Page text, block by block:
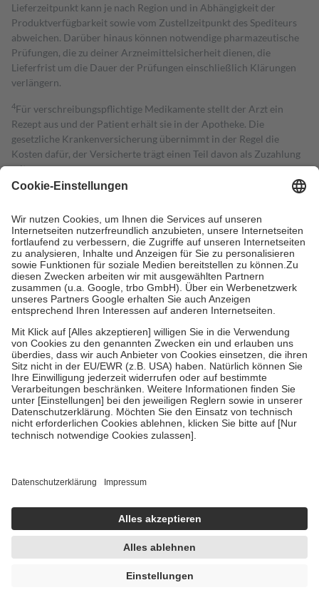
Lieferzeitpunkt kann je nach Region und in Abhängigkeit der
Produktverfügbarkeit sowie vom Zustellzeitpunkt des Spediteurs
abweichen. Darüber hinaus können notwendige pharmazeutische
Prüfungen, die zu deiner Arzneimittelsicherheit dienen, die
Lieferfrist um die Dauer der Prüfungen einschließlich Klärungen
verlängern.
4Für verschreibungspflichtige Medikamente stellt der Arzt ein
Rezept aus und der Patient erhält sie in der Apotheke. Die
gesetzliche Krankenversicherung übernimmt in der Regel die
Kosten dafür, der Versicherte trägt einen Teil davon als Zuzahlung
mit.
Grundsätzlich leisten Mitglieder Zuzahlungen in Höhe von zehn
höchstens zehn Euro.
Es sind jedoch nie mehr als die tatsächlichen
Kosten der Leistung zu entrichten.
Diese Regeln gelten grundsätzlich auch für Online-Apotheken.
Bei Heilmitteln und häuslicher Krankenpflege beträgt die
Zuzahlung zehn Prozent der Kosten sowie zehn Euro je
Verordnung.
Um das Engagement der Versicherten für ihre eigene Gesundheit zu
stärken und die besondere Stellung der Familie zu unterstützen,
fallenkeine Zuzahlungenan bei:
• Kindern und Jugendlichen bis zum vollendeten 18. Lebensjahr
mit Ausnahme der Fahrkosten
• Untersuchungen zur Vorsorge und Früherkennung, die von der
GKV getragen werden
• empfohlenen Schutzimpfungen
• Harn- und Blutteststreifen
getroffen, um sicherzustellen, dass es sich um echte Bewertungen
https://help.etrusted.com/hc/de/articles/4419944605341
Einige Bilder und Inhalte wurden unter Zuhilfenahme künstlicher